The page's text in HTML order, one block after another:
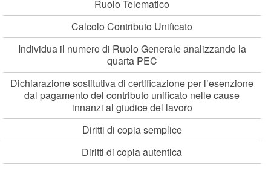
Ruolo Telematico
Calcolo Contributo Unificato
Individua il numero di Ruolo Generale analizzando la
quarta PEC
Dichiarazione sostitutiva di certificazione per l’esenzione
dal pagamento del contributo unificato nelle cause
innanzi al giudice del lavoro
Diritti di copia semplice
Diritti di copia autentica